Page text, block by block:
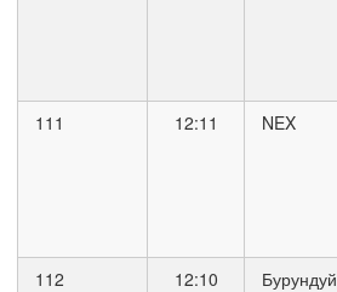
111 12:11 NEX
112 12:10 Бурундуй